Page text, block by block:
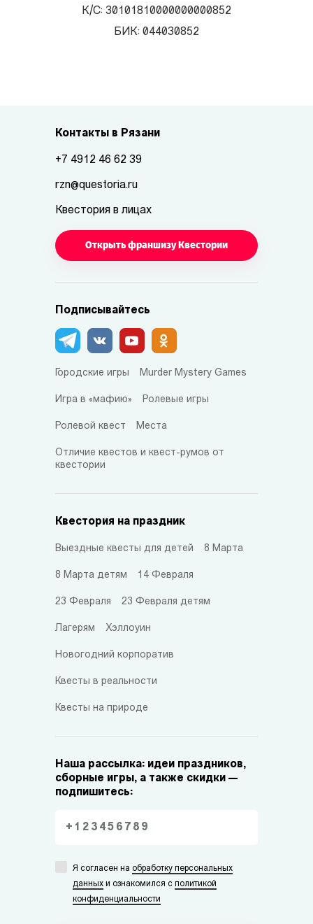
К/С: 30101810000000000852
БИК: 044030852
Контакты в Рязани
+7 4912 46 62 39
rzn@questoria.ru
Квестория в лицах
Открыть франшизу Квестории
Подписывайтесь
Городские игры Murder Mystery Games
Игра в «мафию» Ролевые игры
Ролевой квест Места
Отличие квестов и квест-румов от
квестории
Квестория на праздник
Выездные квесты для детей 8 Марта
8 Марта детям 14 Февраля
23 Февраля 23 Февраля детям
Лагерям Хэллоуин
Новогодний корпоратив
Квесты в реальности
Квесты на природе
Наша рассылка: идеи праздников,
сборные игры, а также скидки —
подпишитесь:
Я согласен на обработку персональных
данных и ознакомился с политикой
конфиденциальности